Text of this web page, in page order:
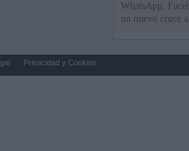
WhatsApp,
un nuevo cruce
Privacidad y Cookies